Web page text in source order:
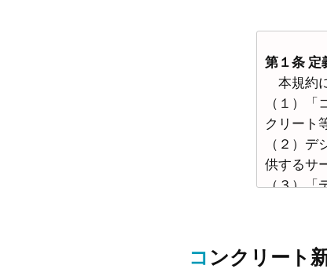
第１条 定
本規約
（１）
クリート
（２）
供するサ
（３）「
（５）「
（６）
コンクリー